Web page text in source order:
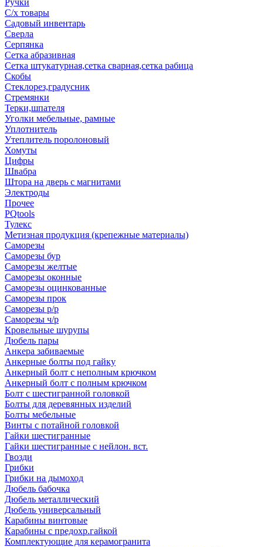
Ручки
С/х товары
Садовый инвентарь
Сверла
Серпянка
Сетка абразивная
Сетка штукатурная,сетка сварная,сетка рабица
Скобы
Стеклорез,градусник
Стремянки
Терки,шпателя
Уголки мебельные, рамные
Уплотнитель
Утеплитель поролоновый
Хомуты
Цифры
Швабра
Штора на дверь с магнитами
Электроды
Прочее
PQtools
Тулекс
Метизная продукция (крепежные материалы)
Саморезы
Саморезы бур
Саморезы желтые
Саморезы оконные
Саморезы оцинкованные
Саморезы прок
Саморезы р/р
Саморезы ч/р
Кровельные шурупы
Дюбель пары
Анкера забиваемые
Анкерные болты под гайку
Анкерный болт с неполным крючком
Анкерный болт с полным крючком
Болт с шестигранной головкой
Болты для деревянных изделий
Болты мебельные
Винты с потайной головкой
Гайки шестигранные
Гайки шестигранные с нейлон. вст.
Гвозди
Грибки
Грибки на дымоход
Дюбель бабочка
Дюбель металлический
Дюбель универсальный
Карабины винтовые
Карабины с предохр.гайкой
Комплектующие для керамогранита